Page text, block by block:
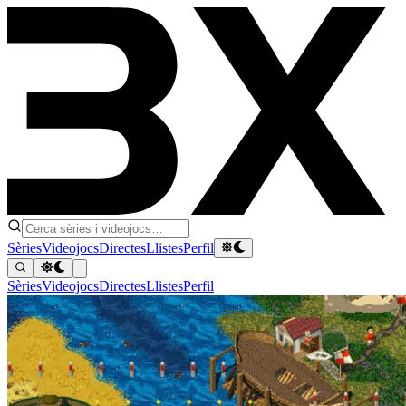
SèriesVideojocsDirectesLlistesPerfil
SèriesVideojocsDirectesLlistesPerfil